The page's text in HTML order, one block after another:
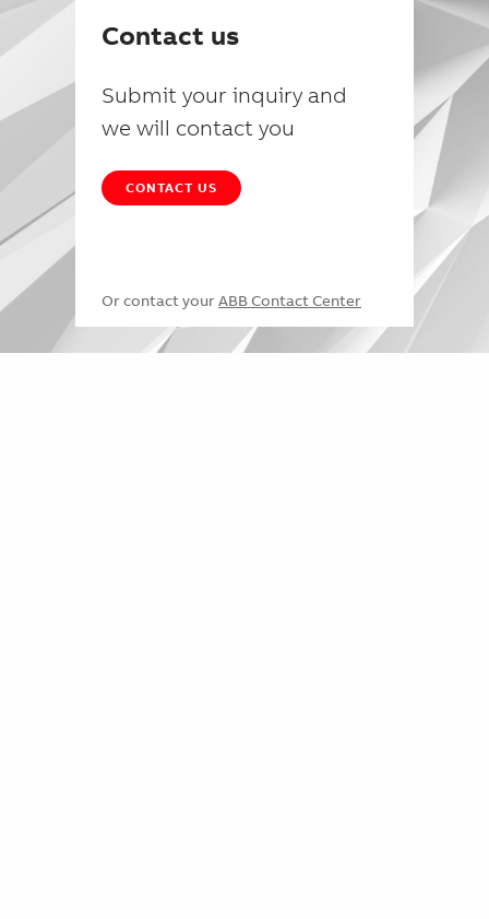
Contact us
Submit your inquiry and
we will contact you
CONTACT US
Or contact your ABB Contact Center